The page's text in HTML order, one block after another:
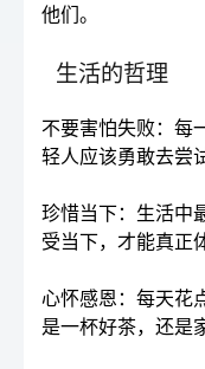
他们。
生活的哲理
不要害怕失败：每
轻人应该勇敢去尝
珍惜当下：生活中
受当下，才能真正
心怀感恩：每天花
是一杯好茶，还是